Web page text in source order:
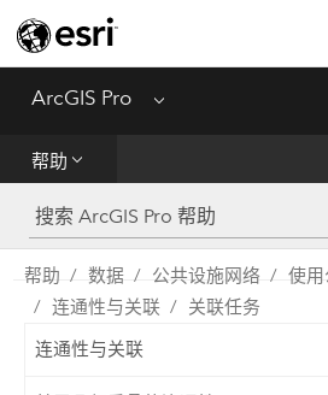
ArcGIS Pro Menu
帮助
工具参考
Python
SDK
帮助 数据 公共设施网络
使
连通性与关联
关联任务
连通性与关联